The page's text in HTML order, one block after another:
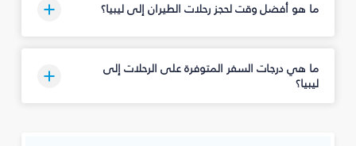
ما هو أفضل وقت لحجز رحلات الطيران إلى ليبيا؟
ما هي درجات السفر المتوفرة على الرحلات إلى
ليبيا؟